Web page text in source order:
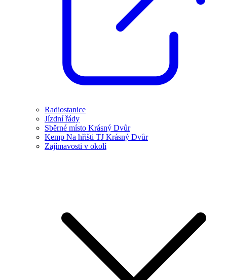
Radiostanice
Jízdní řády
Sběrné místo Krásný Dvůr
Kemp Na hřišti TJ Krásný Dvůr
Zajímavosti v okolí